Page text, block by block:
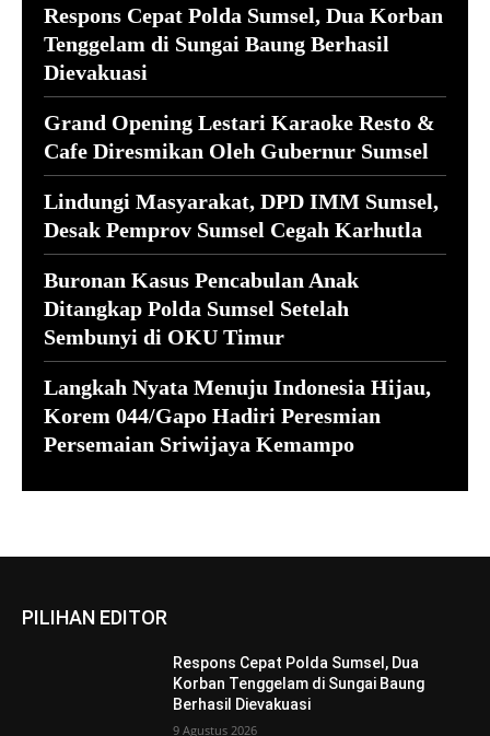
Respons Cepat Polda Sumsel, Dua Korban
Tenggelam di Sungai Baung Berhasil
Dievakuasi
Grand Opening Lestari Karaoke Resto &
Cafe Diresmikan Oleh Gubernur Sumsel
Lindungi Masyarakat, DPD IMM Sumsel,
Desak Pemprov Sumsel Cegah Karhutla
Buronan Kasus Pencabulan Anak
Ditangkap Polda Sumsel Setelah
Sembunyi di OKU Timur
Langkah Nyata Menuju Indonesia Hijau,
Korem 044/Gapo Hadiri Peresmian
Persemaian Sriwijaya Kemampo
PILIHAN EDITOR
Respons Cepat Polda Sumsel, Dua
Korban Tenggelam di Sungai Baung
Berhasil Dievakuasi
9 Agustus 2026